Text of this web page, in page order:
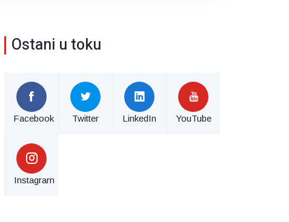
Ostani u toku
Facebook Twitter LinkedIn YouTube
Instagram